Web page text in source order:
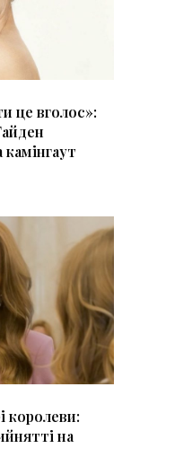
це вголос»:
королеви:
на